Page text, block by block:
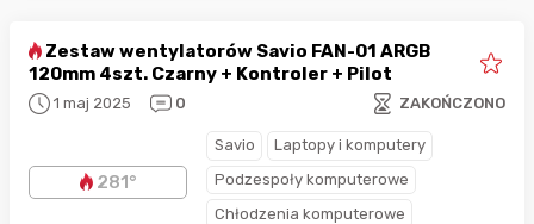
Zestaw wentylatorów Savio FAN-01 ARGB
120mm 4szt. Czarny + Kontroler + Pilot
1 maj 2025 0 ZAKOŃCZONO
281°
Savio
Laptopy i komputery
Podzespoły komputerowe
Chłodzenia komputerowe